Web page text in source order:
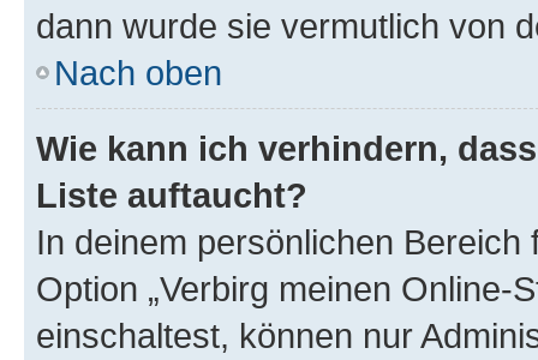
dann wurde sie vermutlich von
Nach oben
Wie kann ich verhindern,
Liste auftaucht?
In deinem persönlichen
Option „Verbirg meinen Online-
einschaltest, können nur